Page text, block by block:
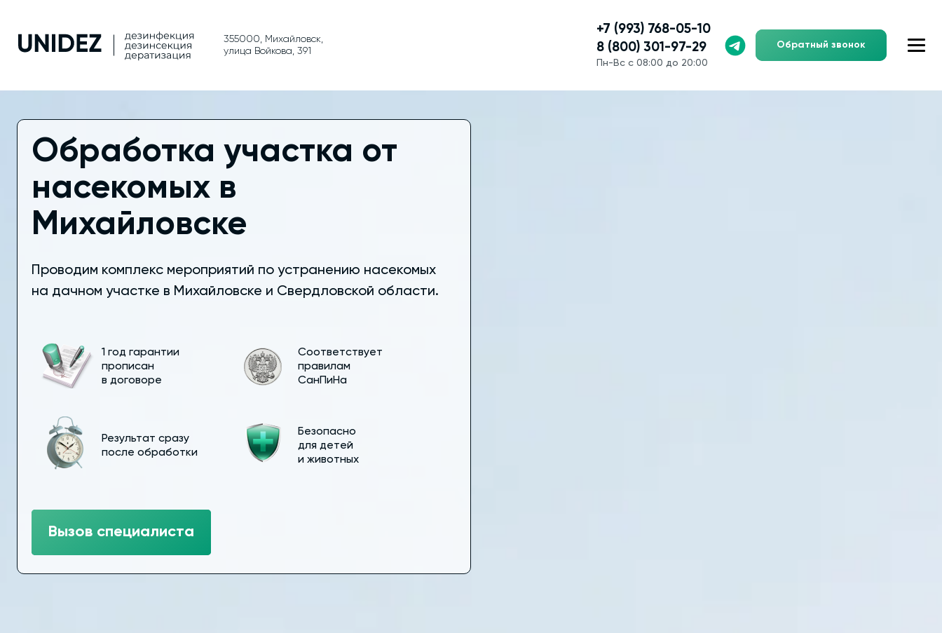
355000, Михайловск,
улица Войкова, 391
+7 (993) 768-05-10
8 (800) 301-97-29
Пн-Вс с 08:00 до 20:00
Обратный звонок
Обработка участка от
насекомых в
Михайловске
Проводим комплекс мероприятий по устранению насекомых
на дачном участке в Михайловске и Свердловской области.
1 год гарантии
прописан
в договоре
Соответствует
правилам
СанПиНа
Результат сразу
после обработки
Безопасно
для детей
и животных
Вызов специалиста